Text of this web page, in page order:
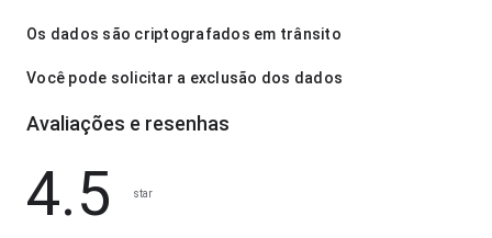
Os dados são criptografados em trânsito
Você pode solicitar a exclusão dos dados
Avaliações e resenhas
4.5 star